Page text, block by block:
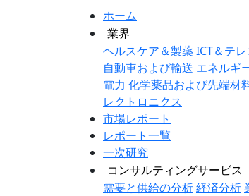
ホーム
業界
ヘルスケア＆製薬ICT＆テ
自動車および輸送 エネルギ
電力 化学薬品および先端材
レクトロニクス
市場レポート
レポート一覧
一次研究
コンサルティングサービス
需要と供給の分析経済分析